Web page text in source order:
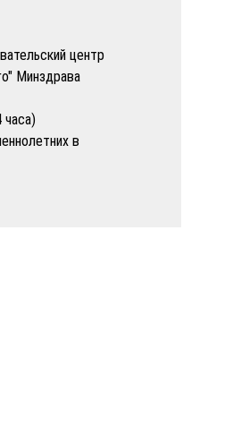
центр
Минздрава
в